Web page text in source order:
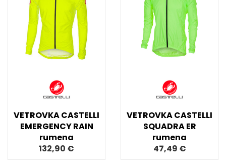
VETROVKA CASTELLI
EMERGENCY RAIN
rumena
132,90 €
VETROVKA CASTELLI
SQUADRA ER
rumena
47,49 €